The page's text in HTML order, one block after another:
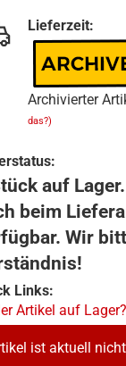
Lieferzeit:
Archivierter
das?)
auf
beim
Wir
Links:
Artikel auf Lager?
ist aktuell